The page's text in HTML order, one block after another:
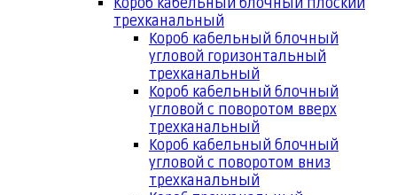
Короб кабельный блочный плоский
трехканальный
Короб кабельный блочный
угловой горизонтальный
трехканальный
Короб кабельный блочный
угловой с поворотом вверх
трехканальный
Короб кабельный блочный
угловой с поворотом вниз
трехканальный